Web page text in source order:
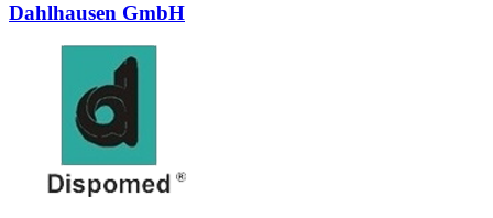
Dahlhausen GmbH